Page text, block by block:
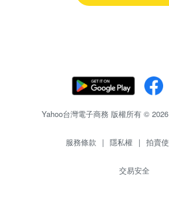
Yahoo台灣電子商務 版權所有 ©
服務條款 | 隱私權 | 拍賣
交易安全